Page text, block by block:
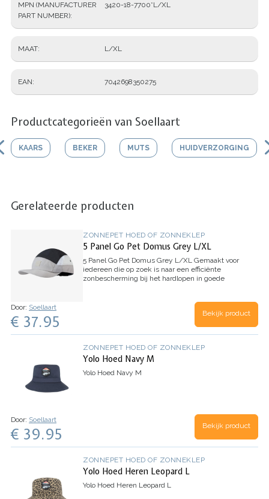
MPN (MANUFACTURER
PART NUMBER)
3420-18-7700*L/XL
MAAT L/XL
EAN 7042698350275
Productcategorieën van Soellaart
KAARS BEKER MUTS HUIDVERZORGING
Gerelateerde producten
ZONNEPET HOED OF ZONNEKLEP
5 Panel Go Pet Domus Grey L/XL
5 Panel Go Pet Domus Grey L/XL Gemaakt voor
iedereen die op zoek is naar een efficiënte
zonbescherming bij het hardlopen in goede
Door: Soellaart
€ 37.95 Bekijk product
ZONNEPET HOED OF ZONNEKLEP
Yolo Hoed Navy M
Yolo Hoed Navy M
Door: Soellaart
€ 39.95 Bekijk product
ZONNEPET HOED OF ZONNEKLEP
Yolo Hoed Heren Leopard L
Yolo Hoed Heren Leopard L